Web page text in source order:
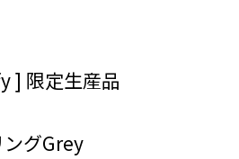
] 限定生産品
グGrey